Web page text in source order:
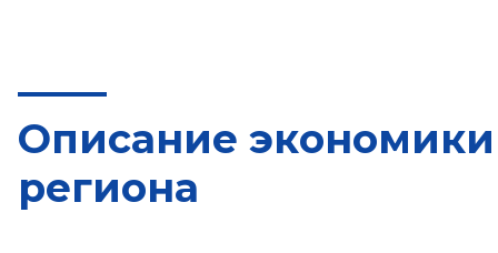
Описание экономики
региона